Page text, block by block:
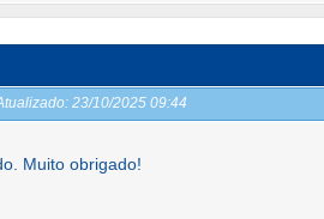
23/10/2025 09:44
Muito obrigado!